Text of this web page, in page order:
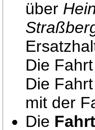
über
Die
Die
mit der
Die